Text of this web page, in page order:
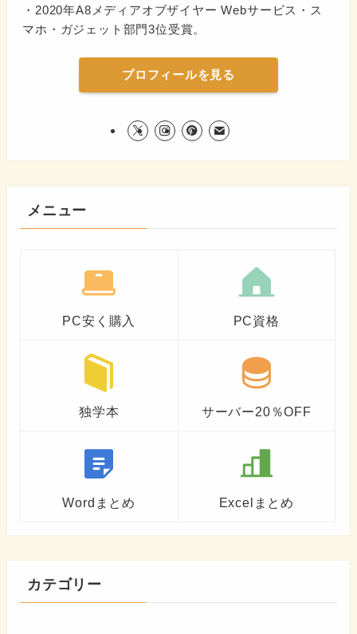
・2020年A8メディアオブザイヤー Webサービス・ス
マホ・ガジェット部門3位受賞。
プロフィールを見る
メニュー
PC安く購入 PC資格
独学本 サーバー20％OFF
Wordまとめ Excelまとめ
カテゴリー